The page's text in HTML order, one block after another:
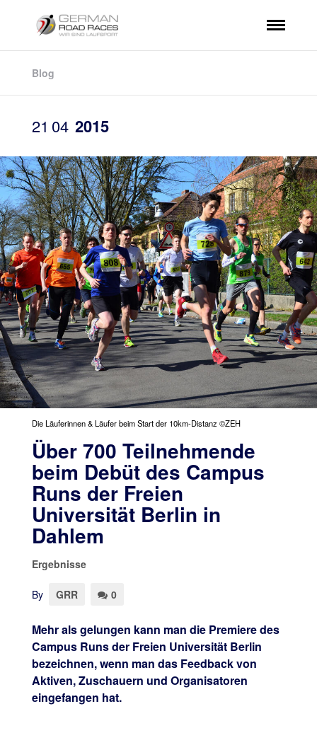
Blog
21 04 2015
Die Läuferinnen & Läufer beim Start der 10km-Distanz ©ZEH
Über 700 Teilnehmende
beim Debüt des Campus
Runs der Freien
Universität Berlin in
Dahlem
Ergebnisse
By GRR 0
Mehr als gelungen kann man die Premiere des
Campus Runs der Freien Universität Berlin
bezeichnen, wenn man das Feedback von
Aktiven, Zuschauern und Organisatoren
eingefangen hat.